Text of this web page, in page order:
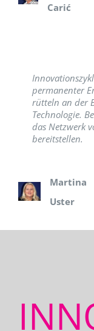
Carić
permanenter
rütteln an der
Technologie.
das Netzwerk
bereitstellen.
Martina
Uster